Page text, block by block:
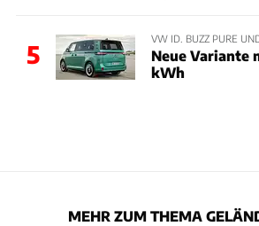
5
VW ID. BUZZ PURE
Neue Variante
kWh
MEHR ZUM THEMA